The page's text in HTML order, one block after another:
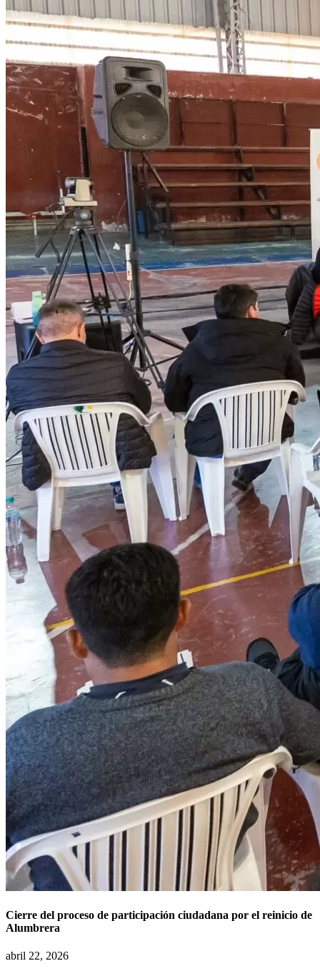
Cierre del proceso de participación ciudadana por el reinicio de
Alumbrera
abril 22, 2026